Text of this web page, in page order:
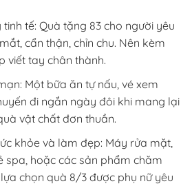
tế: Quà tặng 83 cho người yêu
cẩn thận, chỉn chu. Nên kèm
viết tay chân thành.
Một bữa ăn tự nấu, vé xem
đi ngắn ngày đôi khi mang lại
vật chất đơn thuần.
khỏe và làm đẹp: Máy rửa mặt,
spa, hoặc các sản phẩm chăm
chọn quà 8/3 được phụ nữ yêu